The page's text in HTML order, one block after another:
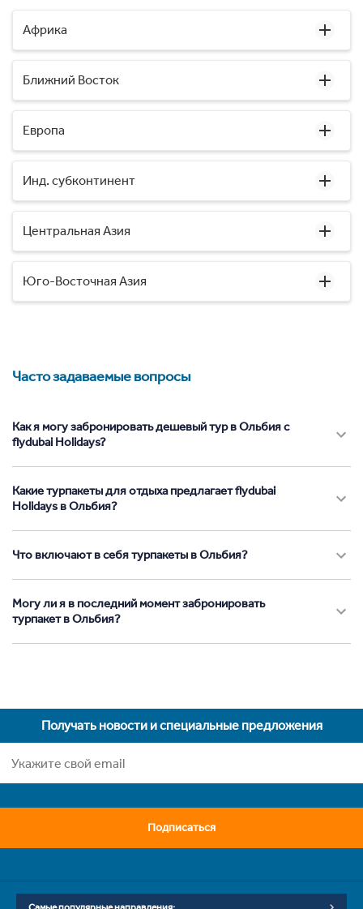
Африка
Ближний Восток
Европа
Инд. субконтинент
Центральная Азия
Юго-Восточная Азия
Часто задаваемые вопросы
Как я могу забронировать дешевый тур в Ольбия с
flydubai Holidays?
Какие турпакеты для отдыха предлагает flydubai
Holidays в Ольбия?
Что включают в себя турпакеты в Ольбия?
Могу ли я в последний момент забронировать
турпакет в Ольбия?
Получать новости и специальные предложения
Подписаться